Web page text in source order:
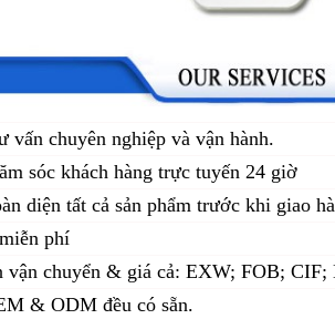
vấn chuyên nghiệp và vận hành.
sóc khách hàng trực tuyến 24 giờ
diện tất cả sản phẩm trước khi giao
phí
vận chuyển & giá cả: EXW; FOB; CIF;
& ODM đều có sẵn.